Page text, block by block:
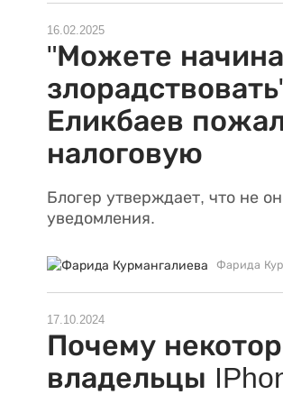
16.02.2025
"Можете
Еликбаев
налоговую
Блогер утверждает, что не
уведомления.
Фарида
17.10.2024
Почему
владельцы